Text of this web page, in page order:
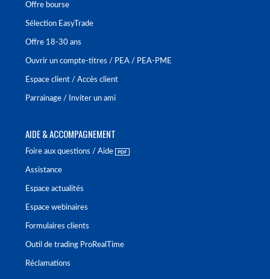
Offre bourse
Sélection EasyTrade
Offre 18-30 ans
Ouvrir un compte-titres / PEA / PEA-PME
Espace client / Accès client
Parrainage / Inviter un ami
AIDE & ACCOMPAGNEMENT
Foire aux questions / Aide
Assistance
Espace actualités
Espace webinaires
Formulaires clients
Outil de trading ProRealTime
Réclamations